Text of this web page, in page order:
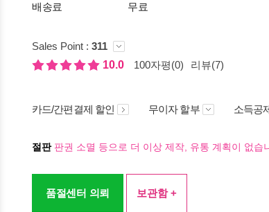
배송료
무료
Sales Point : 311
10.0
100자평(0) 리뷰(7)
카드/간편결제 할인 무이자 할부 소득공
절판판권 소멸 등으로 더 이상 제작, 유통 계획이 없습
품절센터 의뢰 보관함 +